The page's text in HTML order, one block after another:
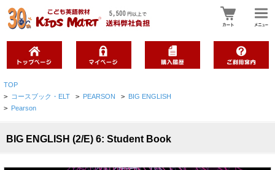
TOP
> コースブック・ELT > PEARSON > BIG ENGLISH
> Pearson
BIG ENGLISH (2/E) 6: Student Book